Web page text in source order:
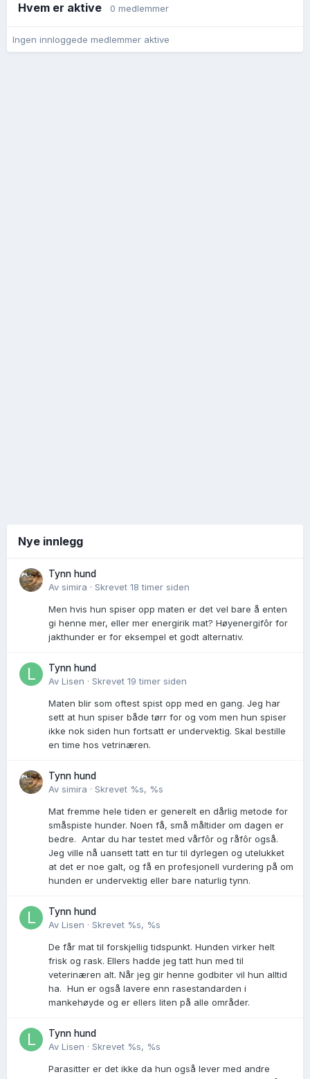
Hvem er aktive 0 medlemmer
Ingen innloggede medlemmer aktive
Nye innlegg
Tynn hund
Av simira · Skrevet 18 timer siden
Men hvis hun spiser opp maten er det vel bare å enten
gi henne mer, eller mer energirik mat? Høyenergifôr for
jakthunder er for eksempel et godt alternativ.
Tynn hund
Av Lisen · Skrevet 19 timer siden
Maten blir som oftest spist opp med en gang. Jeg har
sett at hun spiser både tørr for og vom men hun spiser
ikke nok siden hun fortsatt er undervektig. Skal bestille
en time hos vetrinæren.
Tynn hund
Av simira · Skrevet %s, %s
Mat fremme hele tiden er generelt en dårlig metode for
småspiste hunder. Noen få, små måltider om dagen er
bedre. Antar du har testet med vårfôr og råfôr også.
Jeg ville nå uansett tatt en tur til dyrlegen og utelukket
at det er noe galt, og få en profesjonell vurdering på om
hunden er undervektig eller bare naturlig tynn.
Tynn hund
Av Lisen · Skrevet %s, %s
De får mat til forskjellig tidspunkt. Hunden virker helt
frisk og rask. Ellers hadde jeg tatt hun med til
veterinæren alt. Når jeg gir henne godbiter vil hun alltid
ha. Hun er også lavere enn rasestandarden i
mankehøyde og er ellers liten på alle områder.
Tynn hund
Av Lisen · Skrevet %s, %s
Parasitter er det ikke da hun også lever med andre